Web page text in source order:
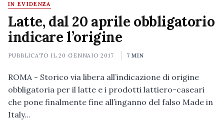
IN EVIDENZA
Latte, dal 20 aprile obbligatorio
indicare l’origine
PUBBLICATO IL20 GENNAIO 2017 7 MIN
ROMA - Storico via libera all’indicazione di origine
obbligatoria per il latte e i prodotti lattiero-caseari
che pone finalmente fine all’inganno del falso Made in
Italy…